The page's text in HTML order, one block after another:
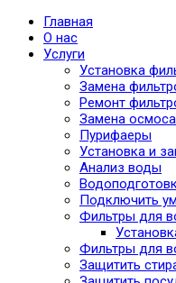
Главная
О нас
Услуги
Установка
Замена
Ремонт
Замена осмоса
Пурифаеры
Установка и
Анализ воды
Подключить
Фильтры для
Фильтры для
Защитить